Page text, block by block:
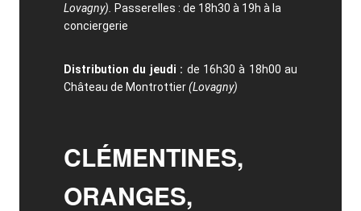
Lovagny). Passerelles : de 18h30 à 19h à la
conciergerie
Distribution du jeudi : de 16h30 à 18h00 au
Château de Montrottier(Lovagny)
CLÉMENTINES,
ORANGES,